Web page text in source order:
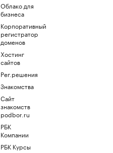
Облако для
бизнеса
Корпоративный
регистратор
доменов
Хостинг
сайтов
Рег.решения
Знакомства
Сайт
знакомств
podbor.ru
РБК
Компании
РБК Курсы